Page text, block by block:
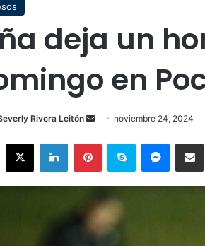
deja un
en
Rivera Leitón
Send noviembre 24, 2024
Facebook
X LinkedInPinterestSkype